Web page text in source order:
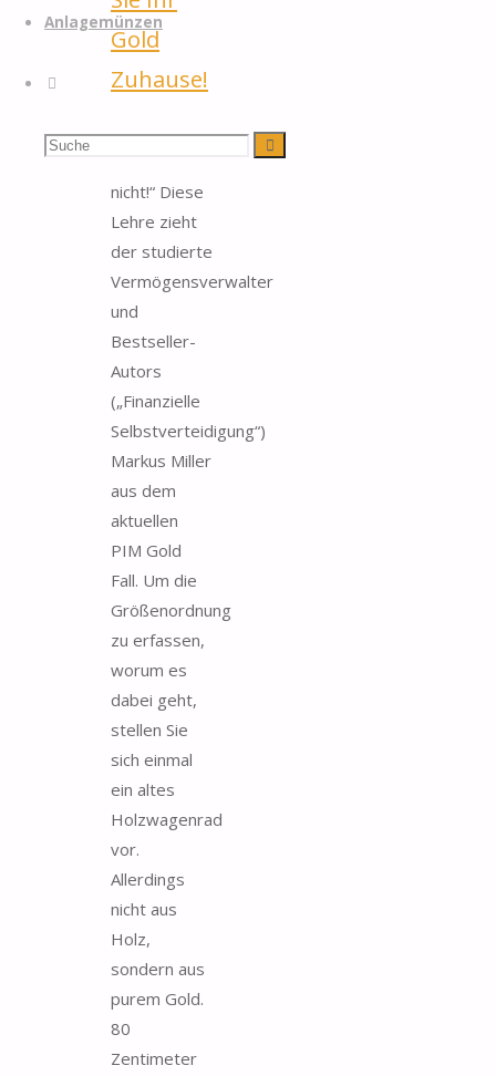
Anlagemünzen
Suchen Suche
Gold
Zuhause!
„Edelmetalle
nicht!“ Diese
Lehre zieht
der studierte
Vermögensverwalter
und
Bestseller-
Autors
(„Finanzielle
Selbstverteidigung“)
Markus Miller
aus dem
aktuellen
PIM Gold
Fall. Um die
Größenordnung
zu erfassen,
worum es
dabei geht,
stellen Sie
sich einmal
ein altes
Holzwagenrad
vor.
Allerdings
nicht aus
Holz,
sondern aus
purem Gold.
80
Zentimeter